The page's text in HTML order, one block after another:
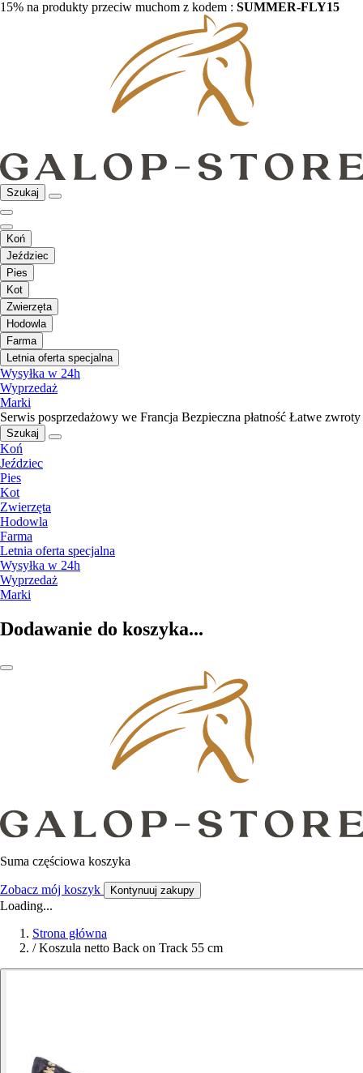
15% na produkty przeciw muchom z kodem : SUMMER-FLY15
Szukaj
Koń
Jeździec
Pies
Kot
Zwierzęta
Hodowla
Farma
Letnia oferta specjalna
Wysyłka w 24h
Wyprzedaż
Marki
Serwis posprzedażowy we Francja Bezpieczna płatność Łatwe zwroty
Szukaj
Koń
Jeździec
Pies
Kot
Zwierzęta
Hodowla
Farma
Letnia oferta specjalna
Wysyłka w 24h
Wyprzedaż
Marki
Dodawanie do koszyka...
Suma częściowa koszyka
Zobacz mój koszyk Kontynuuj zakupy
Loading...
Strona główna
/ Koszula netto Back on Track 55 cm